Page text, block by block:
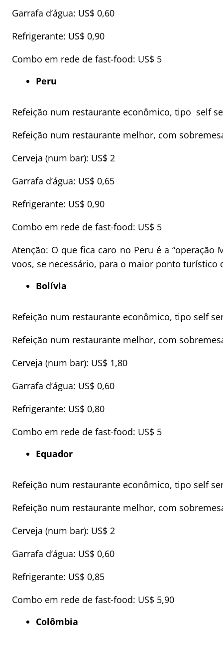
Garrafa d’água: US$ 0,60
Refrigerante: US$ 0,90
Combo em rede de fast-food: US$ 5
Peru
Refeição num restaurante econômico, tipo self
Refeição num restaurante melhor, com
Cerveja (num bar): US$ 2
Garrafa d’água: US$ 0,65
Refrigerante: US$ 0,90
Combo em rede de fast-food: US$ 5
Atenção: O que fica caro no Peru é a “operação
voos, se necessário, para o maior ponto turístico
Bolívia
Refeição num restaurante econômico, tipo self
Refeição num restaurante melhor, com
Cerveja (num bar): US$ 1,80
Garrafa d’água: US$ 0,60
Refrigerante: US$ 0,80
Combo em rede de fast-food: US$ 5
Equador
Refeição num restaurante econômico, tipo self
Refeição num restaurante melhor, com
Cerveja (num bar): US$ 2
Garrafa d’água: US$ 0,60
Refrigerante: US$ 0,85
Combo em rede de fast-food: US$ 5,90
Colômbia